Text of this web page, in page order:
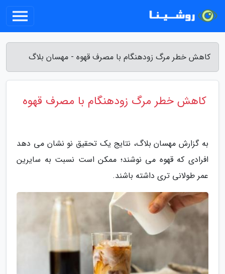
کاهش خطر مرگ زودهنگام با مصرف قهوه - مهسان بلاگ
کاهش خطر مرگ زودهنگام با مصرف قهوه
به گزارش مهسان بلاگ، نتایج یک تحقیق نو نشان می دهد
افرادی که قهوه می نوشند؛ ممکن است نسبت به سایرین
عمر طولانی تری داشته باشند.